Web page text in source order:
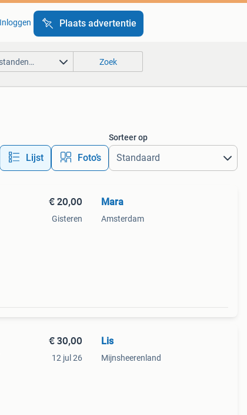
Inloggen Plaats advertentie
Zoek
Lijst Foto’s
Sorteer op
€ 20,00
Gisteren
Mara
Amsterdam
€ 30,00
12 jul 26
Lis
Mijnsheerenland